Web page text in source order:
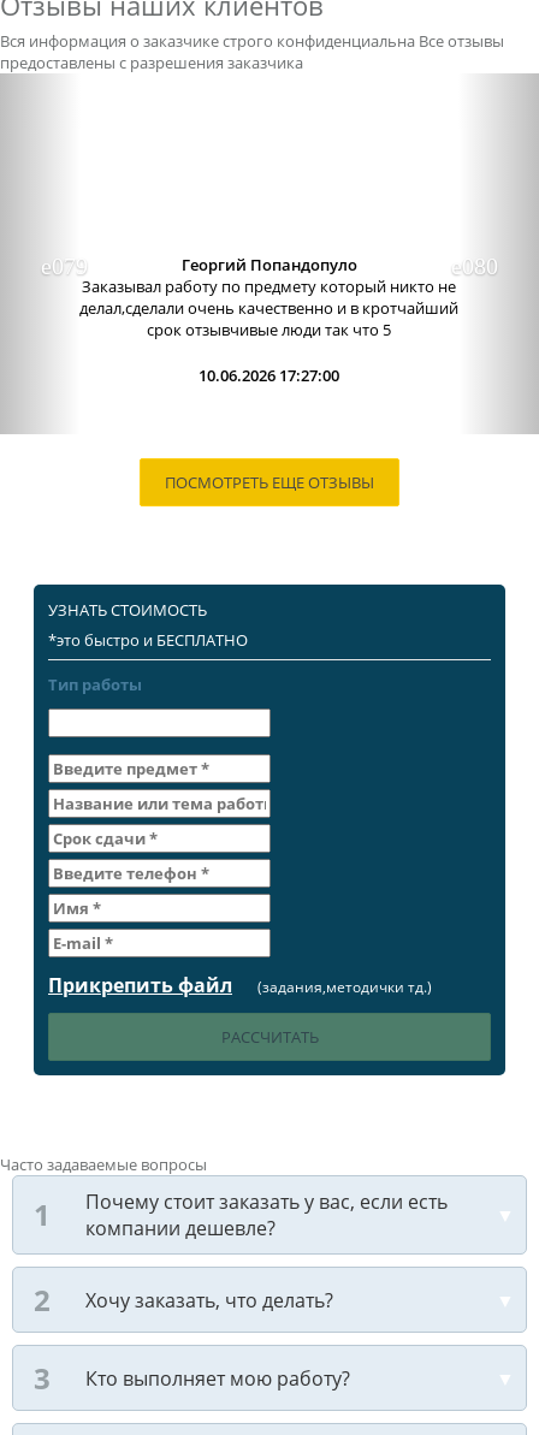
Вся информация о заказчике строго конфиденциальна Все отзывы
предоставлены с разрешения заказчика
Георгий Попандопуло
Заказывал работу по предмету который никто не
делал,сделали очень качественно и в кротчайший
срок отзывчивые люди так что 5
10.06.2026 17:27:00
ПОСМОТРЕТЬ ЕЩЕ ОТЗЫВЫ
УЗНАТЬ СТОИМОСТЬ
*это быстро и БЕСПЛАТНО
Тип работы
Прикрепить файл (задания,методички тд.)
Часто задаваемые вопросы
Почему стоит заказать у вас, если есть
компании дешевле?
Хочу заказать, что делать?
Кто выполняет мою работу?